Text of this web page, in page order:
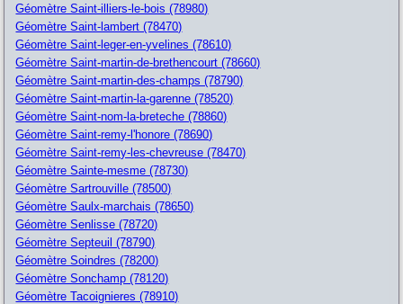
Géomètre Saint-illiers-le-bois (78980)
Géomètre Saint-lambert (78470)
Géomètre Saint-leger-en-yvelines (78610)
Géomètre Saint-martin-de-brethencourt (78660)
Géomètre Saint-martin-des-champs (78790)
Géomètre Saint-martin-la-garenne (78520)
Géomètre Saint-nom-la-breteche (78860)
Géomètre Saint-remy-l'honore (78690)
Géomètre Saint-remy-les-chevreuse (78470)
Géomètre Sainte-mesme (78730)
Géomètre Sartrouville (78500)
Géomètre Saulx-marchais (78650)
Géomètre Senlisse (78720)
Géomètre Septeuil (78790)
Géomètre Soindres (78200)
Géomètre Sonchamp (78120)
Géomètre Tacoignieres (78910)